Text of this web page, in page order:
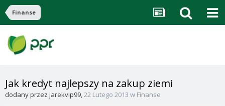
Finanse
Jak kredyt najlepszy na zakup ziemi
dodany przez jarekvip99,22 Lutego 2013 w Finanse